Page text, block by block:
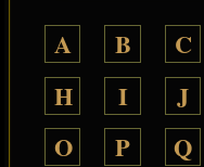
A B C
H
I J
O
P Q